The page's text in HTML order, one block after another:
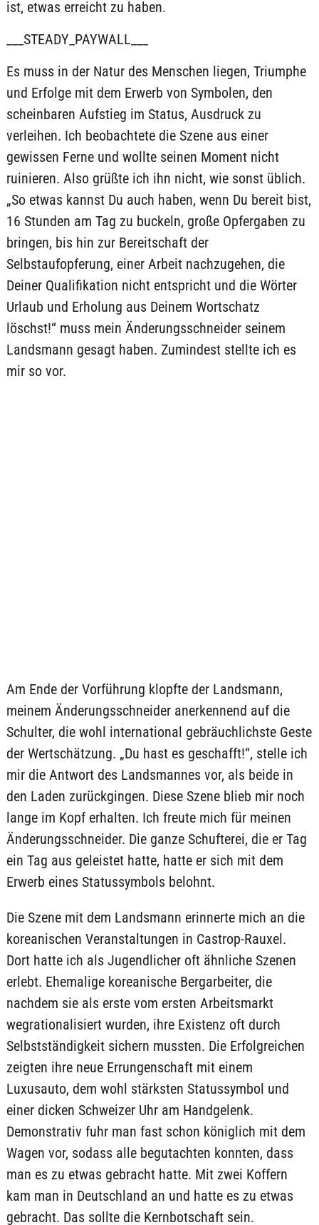
ist, etwas erreicht zu haben.
___STEADY_PAYWALL___
Es muss in der Natur des Menschen liegen, Triumphe
und Erfolge mit dem Erwerb von Symbolen, den
scheinbaren Aufstieg im Status, Ausdruck zu
verleihen. Ich beobachtete die Szene aus einer
gewissen Ferne und wollte seinen Moment nicht
ruinieren. Also grüßte ich ihn nicht, wie sonst üblich.
„So etwas kannst Du auch haben, wenn Du bereit bist,
16 Stunden am Tag zu buckeln, große Opfergaben zu
bringen, bis hin zur Bereitschaft der
Selbstaufopferung, einer Arbeit nachzugehen, die
Deiner Qualifikation nicht entspricht und die Wörter
Urlaub und Erholung aus Deinem Wortschatz
löschst!“ muss mein Änderungsschneider seinem
Landsmann gesagt haben. Zumindest stellte ich es
mir so vor.
Am Ende der Vorführung klopfte der Landsmann,
meinem Änderungsschneider anerkennend auf die
Schulter, die wohl international gebräuchlichste Geste
der Wertschätzung. „Du hast es geschafft!“, stelle ich
mir die Antwort des Landsmannes vor, als beide in
den Laden zurückgingen. Diese Szene blieb mir noch
lange im Kopf erhalten. Ich freute mich für meinen
Änderungsschneider. Die ganze Schufterei, die er Tag
ein Tag aus geleistet hatte, hatte er sich mit dem
Erwerb eines Statussymbols belohnt.
Die Szene mit dem Landsmann erinnerte mich an die
koreanischen Veranstaltungen in Castrop-Rauxel.
Dort hatte ich als Jugendlicher oft ähnliche Szenen
erlebt. Ehemalige koreanische Bergarbeiter, die
nachdem sie als erste vom ersten Arbeitsmarkt
wegrationalisiert wurden, ihre Existenz oft durch
Selbstständigkeit sichern mussten. Die Erfolgreichen
zeigten ihre neue Errungenschaft mit einem
Luxusauto, dem wohl stärksten Statussymbol und
einer dicken Schweizer Uhr am Handgelenk.
Demonstrativ fuhr man fast schon königlich mit dem
Wagen vor, sodass alle begutachten konnten, dass
man es zu etwas gebracht hatte. Mit zwei Koffern
kam man in Deutschland an und hatte es zu etwas
gebracht. Das sollte die Kernbotschaft sein.